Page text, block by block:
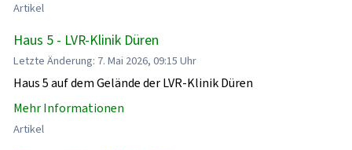
Artikel
Haus 5 - LVR-Klinik Düren
Letzte Änderung: 7. Mai 2026, 09:15 Uhr
Haus 5 auf dem Gelände der LVR-Klinik Düren
Mehr Informationen
Artikel